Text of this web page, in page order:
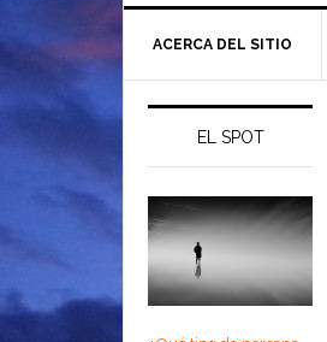
ACERCA DEL SITIO
EL SPOT